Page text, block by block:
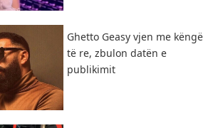
Ghetto Geasy vjen me këngë
të re, zbulon datën e
publikimit